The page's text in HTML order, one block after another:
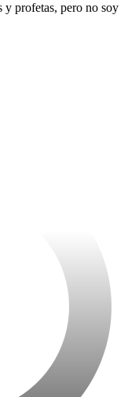
profetas, pero no soy